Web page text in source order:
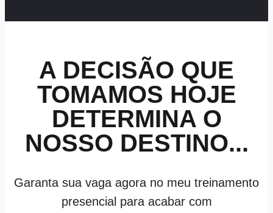
A DECISÃO QUE
TOMAMOS HOJE
DETERMINA O
NOSSO DESTINO...
Garanta sua vaga agora no meu treinamento
presencial para acabar com